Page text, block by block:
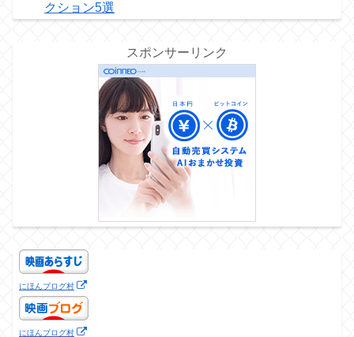
クション5選
スポンサーリンク
にほんブログ村
にほんブログ村